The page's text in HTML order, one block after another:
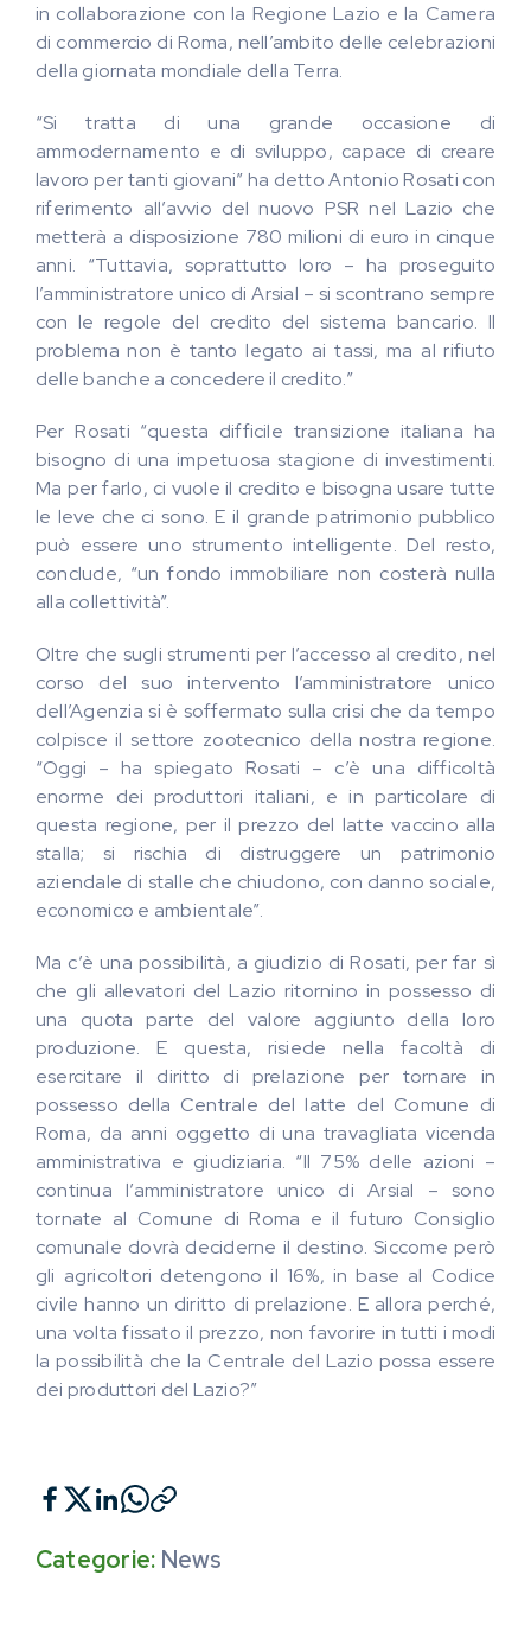
in collaborazione con la Regione Lazio e la Camera
di commercio di Roma, nell’ambito delle celebrazioni
della giornata mondiale della Terra.
“Si tratta di una grande occasione di
ammodernamento e di sviluppo, capace di creare
lavoro per tanti giovani” ha detto Antonio Rosati con
riferimento all’avvio del nuovo PSR nel Lazio che
metterà a disposizione 780 milioni di euro in cinque
anni. “Tuttavia, soprattutto loro – ha proseguito
l’amministratore unico di Arsial – si scontrano sempre
con le regole del credito del sistema bancario. Il
problema non è tanto legato ai tassi, ma al rifiuto
delle banche a concedere il credito.”
Per Rosati “questa difficile transizione italiana ha
bisogno di una impetuosa stagione di investimenti.
Ma per farlo, ci vuole il credito e bisogna usare tutte
le leve che ci sono. E il grande patrimonio pubblico
può essere uno strumento intelligente. Del resto,
conclude, “un fondo immobiliare non costerà nulla
alla collettività”.
Oltre che sugli strumenti per l’accesso al credito, nel
corso del suo intervento l’amministratore unico
dell’Agenzia si è soffermato sulla crisi che da tempo
colpisce il settore zootecnico della nostra regione.
“Oggi – ha spiegato Rosati – c’è una difficoltà
enorme dei produttori italiani, e in particolare di
questa regione, per il prezzo del latte vaccino alla
stalla; si rischia di distruggere un patrimonio
aziendale di stalle che chiudono, con danno sociale,
economico e ambientale”.
Ma c’è una possibilità, a giudizio di Rosati, per far sì
che gli allevatori del Lazio ritornino in possesso di
una quota parte del valore aggiunto della loro
produzione. E questa, risiede nella facoltà di
esercitare il diritto di prelazione per tornare in
possesso della Centrale del latte del Comune di
Roma, da anni oggetto di una travagliata vicenda
amministrativa e giudiziaria. “Il 75% delle azioni –
continua l’amministratore unico di Arsial – sono
tornate al Comune di Roma e il futuro Consiglio
comunale dovrà deciderne il destino. Siccome però
gli agricoltori detengono il 16%, in base al Codice
civile hanno un diritto di prelazione. E allora perché,
una volta fissato il prezzo, non favorire in tutti i modi
la possibilità che la Centrale del Lazio possa essere
dei produttori del Lazio?”
Categorie: News